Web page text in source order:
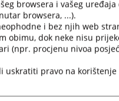
krivično djelo –Tjelesna
sa članom 37. Krivičnog
sud izrekao uslovnu osudu
kaznu zatvora od po 3.
da se ona neće izvršiti ako
nakon pravosnažnosti
browsera i vašeg uređaja
browsera, ...).
i bez njih web
obimu, dok neke nisu
(npr. procjenu nivoa
uskratiti pravo na